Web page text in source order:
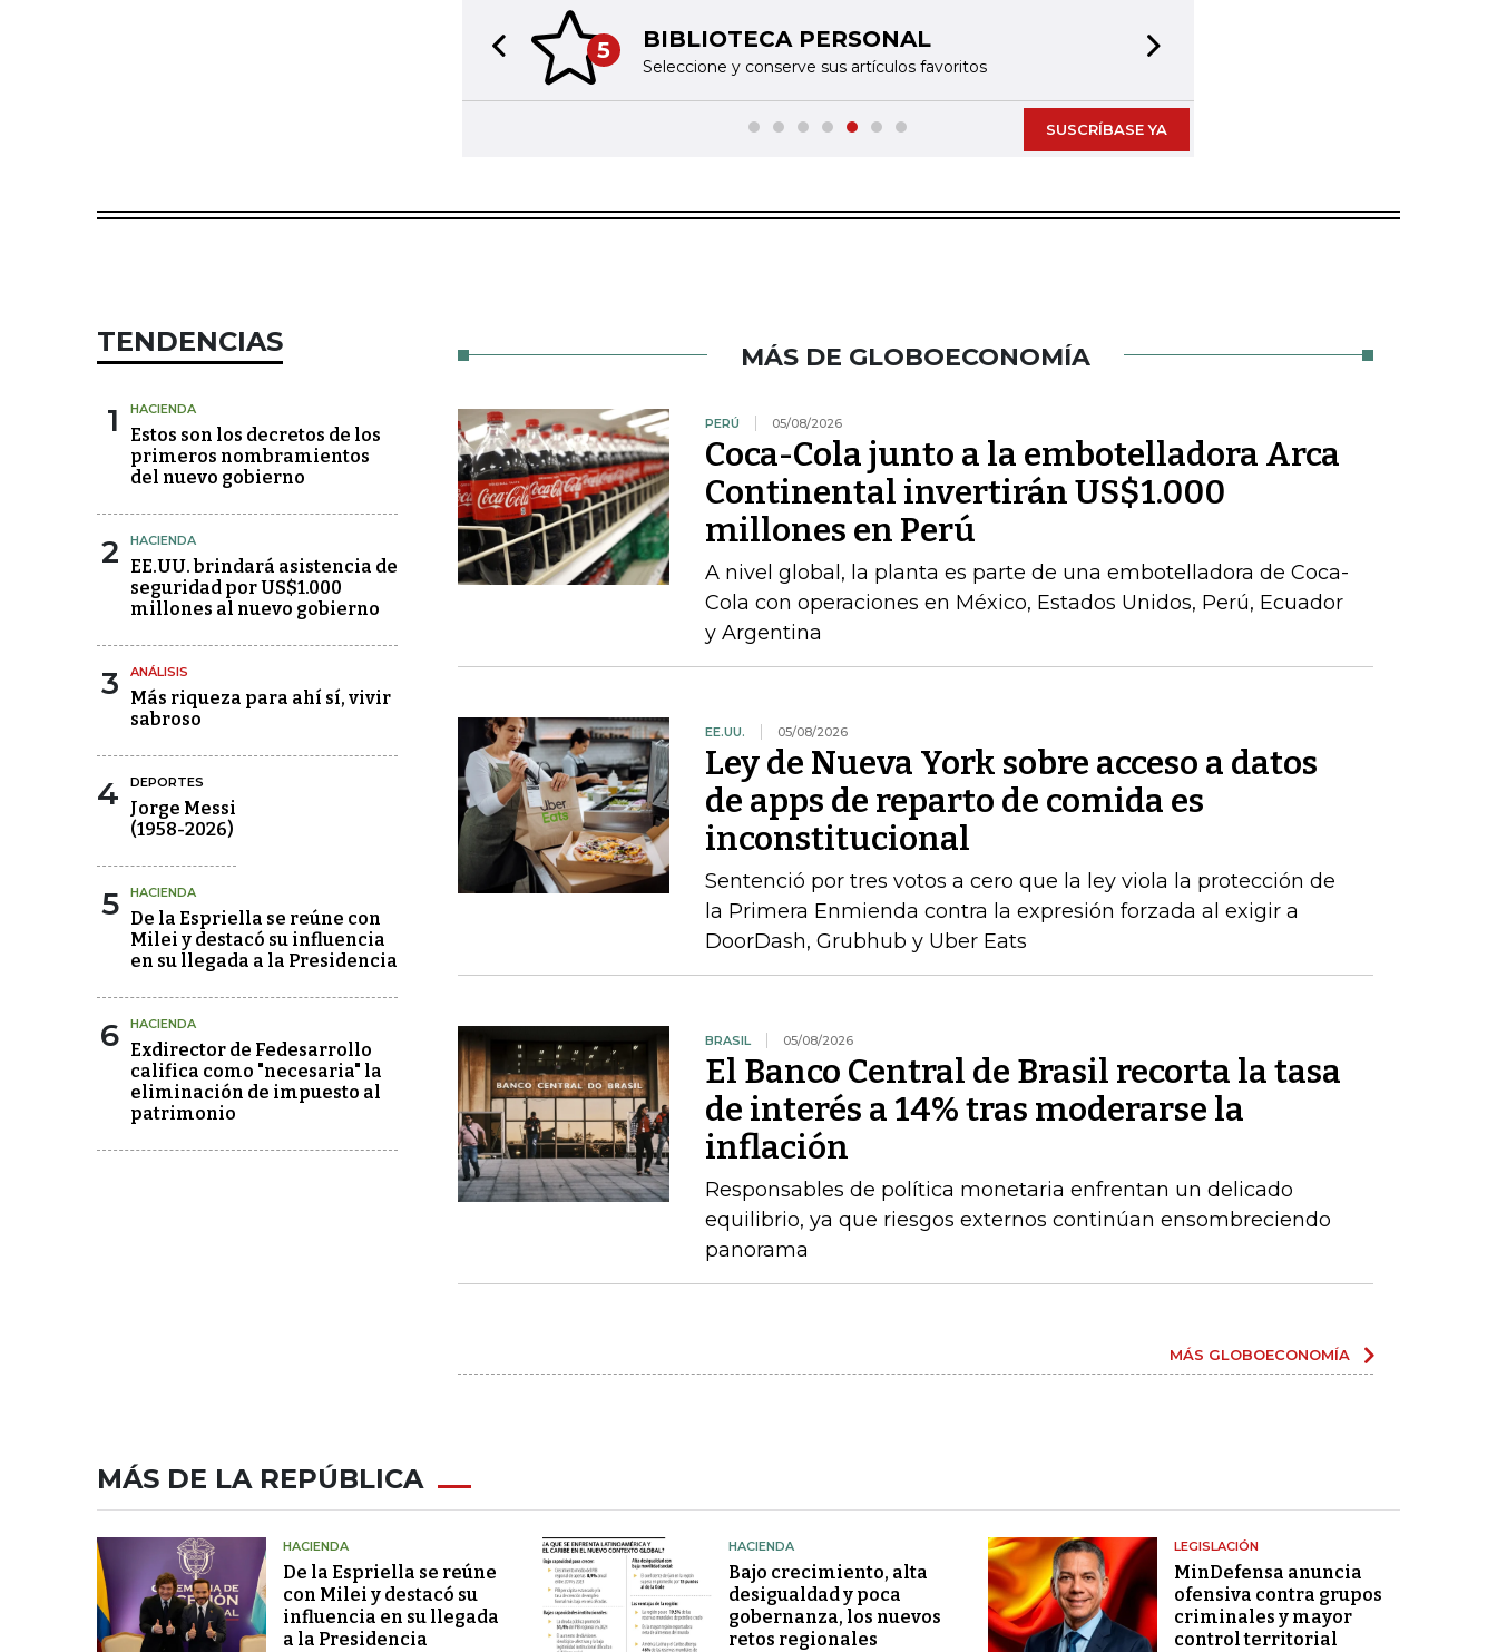
5 BIBLIOTECA PERSONAL
Seleccione y conserve sus artículos favoritos
Previous slide
SUSCRÍBASE YA
TENDENCIAS
1 HACIENDA
Estos son los decretos de los
primeros nombramientos
del nuevo gobierno
2 HACIENDA
EE.UU. brindará asistencia de
seguridad por US$1.000
millones al nuevo gobierno
3 ANÁLISIS
Más riqueza para ahí sí, vivir
sabroso
4 DEPORTES
Jorge Messi
(1958-2026)
5 HACIENDA
De la Espriella se reúne con
Milei y destacó su influencia
en su llegada a la Presidencia
6 HACIENDA
Exdirector de Fedesarrollo
califica como "necesaria" la
eliminación de impuesto al
patrimonio
MÁS DE GLOBOECONOMÍA
PERÚ 05/08/2026
Coca-Cola junto a la embotelladora Arca
Continental invertirán US$1.000
millones en Perú
A nivel global, la planta es parte de una embotelladora de Coca-
Cola con operaciones en México, Estados Unidos, Perú, Ecuador
y Argentina
EE.UU. 05/08/2026
Ley de Nueva York sobre acceso a datos
de apps de reparto de comida es
inconstitucional
Sentenció por tres votos a cero que la ley viola la protección de
la Primera Enmienda contra la expresión forzada al exigir a
DoorDash, Grubhub y Uber Eats
BRASIL 05/08/2026
El Banco Central de Brasil recorta la tasa
de interés a 14% tras moderarse la
inflación
Responsables de política monetaria enfrentan un delicado
equilibrio, ya que riesgos externos continúan ensombreciendo
panorama
MÁS GLOBOECONOMÍA
MÁS DE LA REPÚBLICA
HACIENDA
De la Espriella se reúne
con Milei y destacó su
influencia en su llegada
a la Presidencia
HACIENDA
Bajo crecimiento, alta
desigualdad y poca
gobernanza, los nuevos
retos regionales
LEGISLACIÓN
MinDefensa anuncia
ofensiva contra grupos
criminales y mayor
control territorial